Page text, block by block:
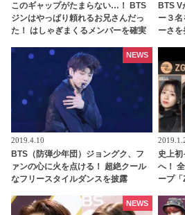
このギャップがたまらない…！ BTS
ジンはやっぱり頼れるお兄さんだっ
た！ はしゃぎまくるメンバーを確実
に！ 普段のジンとは違う真剣な姿は
BTS
ー３
ーさ
2019.4.10
BTS（防弾少年団）ジョングク、フ
ァンの心に火を点ける！ 超絶クール
なフリースタイルダンスを披露
NEWS
史上
へ！
ープ
NEWS